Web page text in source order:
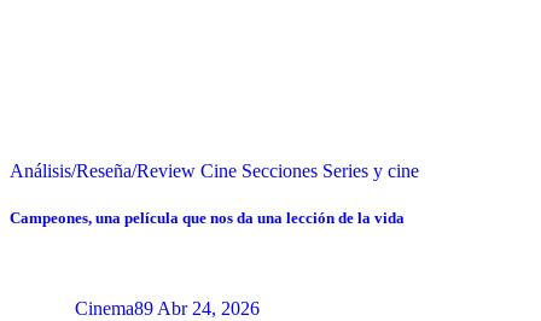
Análisis/Reseña/Review Cine Secciones Series y cine
Campeones, una película que nos da una lección de la vida
Cinema89 Abr 24, 2026